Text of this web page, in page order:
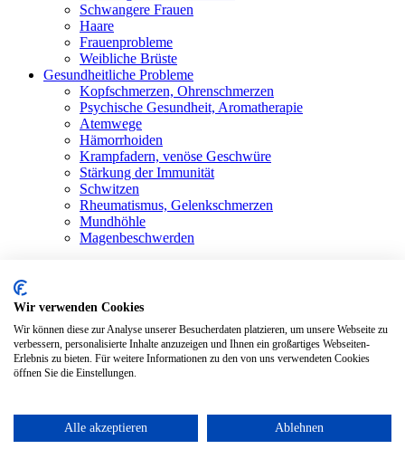
Schwangere Frauen
Haare
Frauenprobleme
Weibliche Brüste
Gesundheitliche Probleme
Kopfschmerzen, Ohrenschmerzen
Psychische Gesundheit, Aromatherapie
Atemwege
Hämorrhoiden
Krampfadern, venöse Geschwüre
Stärkung der Immunität
Schwitzen
Rheumatismus, Gelenkschmerzen
Mundhöhle
Magenbeschwerden
Bewertungen
Anmelden / Registrieren
Warenkorb
Schließen
Macadamia-Öl
Wir verwenden Cookies
Wir können diese zur Analyse unserer Besucherdaten platzieren, um unsere Webseite zu
verbessern, personalisierte Inhalte anzuzeigen und Ihnen ein großartiges Webseiten-
Erlebnis zu bieten. Für weitere Informationen zu den von uns verwendeten Cookies
öffnen Sie die Einstellungen.
Alle akzeptieren Ablehnen